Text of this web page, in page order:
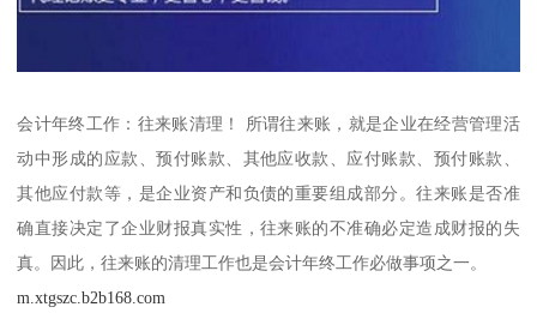
会计年终工作：往来账清理！ 所谓往来账，就是企业在经营管理活
动中形成的应款、预付账款、其他应收款、应付账款、预付账款、
其他应付款等，是企业资产和负债的重要组成部分。往来账是否准
确直接决定了企业财报真实性，往来账的不准确必定造成财报的失
真。因此，往来账的清理工作也是会计年终工作必做事项之一。
m.xtgszc.b2b168.com